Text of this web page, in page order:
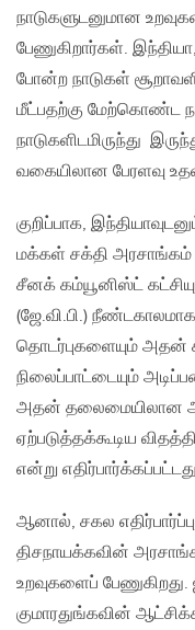
நாடுகளுடனுமான
பேணுகிறார்கள்.
போன்ற நாடுகள்
மீட்பதற்கு மேற்கொண்ட
நாடுகளிடமிருந்து
வகையிலான பேரளவு
குறிப்பாக,
மக்கள் சக்தி அரசாங்கம்
சீனக் கம்யூனிஸ்ட்
(ஜே.வி.பி.)
தொடர்புகளையும் அதன்
நிலைப்பாட்டையும்
அதன் தலைமையிலான
ஏற்படுத்தக்கூடிய
என்று
ஆனால், சகல
திசநாயக்கவின்
உறவுகளைப்
குமாரதுங்கவின்